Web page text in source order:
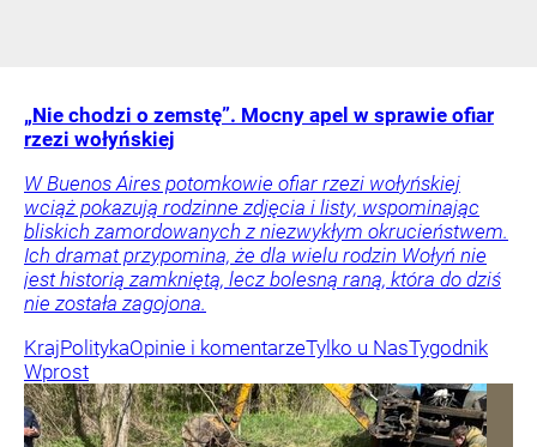
„Nie chodzi o zemstę”. Mocny apel w sprawie ofiar
rzezi wołyńskiej
W Buenos Aires potomkowie ofiar rzezi wołyńskiej
wciąż pokazują rodzinne zdjęcia i listy, wspominając
bliskich zamordowanych z niezwykłym okrucieństwem.
Ich dramat przypomina, że dla wielu rodzin Wołyń nie
jest historią zamkniętą, lecz bolesną raną, która do dziś
nie została zagojona.
KrajPolitykaOpinie i komentarzeTylko u NasTygodnik
Wprost